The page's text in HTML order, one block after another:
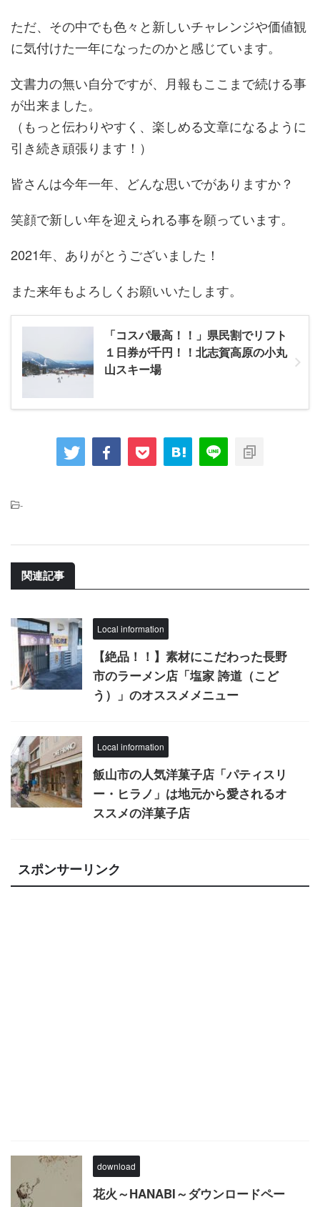
ただ、その中でも色々と新しいチャレンジや価値観
に気付けた一年になったのかと感じています。
文書力の無い自分ですが、月報もここまで続ける事
が出来ました。
（もっと伝わりやすく、楽しめる文章になるように
引き続き頑張ります！）
皆さんは今年一年、どんな思いでがありますか？
笑顔で新しい年を迎えられる事を願っています。
2021年、ありがとうございました！
また来年もよろしくお願いいたします。
「コスパ最高！！」県民割でリフト
１日券が千円！！北志賀高原の小丸
山スキー場
-
関連記事
Local information
【絶品！！】素材にこだわった長野
市のラーメン店「塩家 誇道（こど
う）」のオススメメニュー
Local information
飯山市の人気洋菓子店「パティスリ
ー・ヒラノ」は地元から愛されるオ
ススメの洋菓子店
スポンサーリンク
download
花火～HANABI～ダウンロードペー